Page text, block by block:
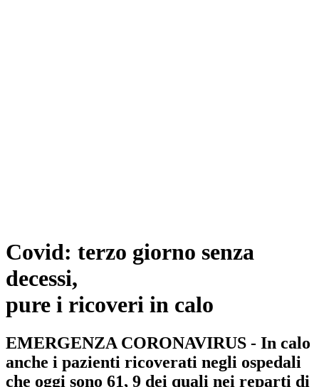
Covid: terzo giorno senza
decessi,
pure i ricoveri in calo
EMERGENZA CORONAVIRUS - In calo
anche i pazienti ricoverati negli ospedali
che oggi sono 61, 9 dei quali nei reparti di